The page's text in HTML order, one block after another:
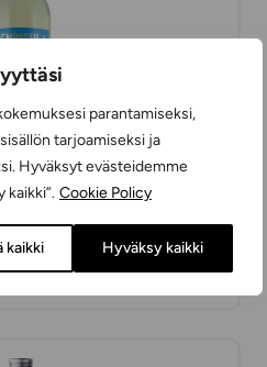
parantamiseksi,
tarjoamiseksi ja
Hyväksyt evästeidemme
kaikki”. Cookie Policy
kaikki Hyväksy kaikki
Vinho Verde
WINES